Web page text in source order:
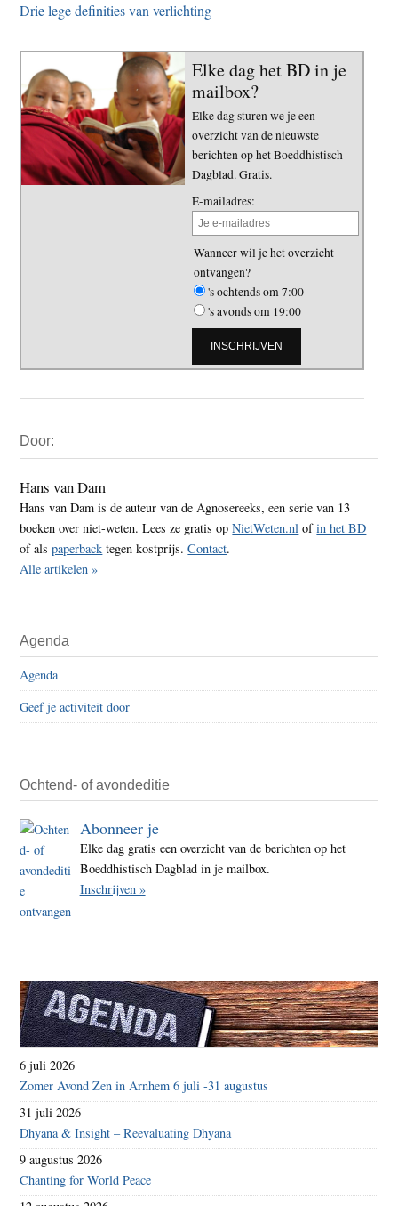
Drie lege definities van verlichting
Elke dag het BD in je
mailbox?
Elke dag sturen we je een
overzicht van de nieuwste
berichten op het Boeddhistisch
Dagblad. Gratis.
E-mailadres:
Wanneer wil je het overzicht
ontvangen?
's ochtends om 7:00
's avonds om 19:00
Sidebar
Door:
Hans van Dam
Hans van Dam is de auteur van de Agnosereeks, een serie van 13
boeken over niet-weten. Lees ze gratis opNietWeten.nl ofin het BD
of alspaperback tegen kostprijs.Contact.
Alle artikelen »
Agenda
Agenda
Geef je activiteit door
Ochtend- of avondeditie
Abonneer je
Elke dag gratis een overzicht van de berichten op het
Boeddhistisch Dagblad in je mailbox.
Inschrijven »
6 juli 2026
Zomer Avond Zen in Arnhem 6 juli -31 augustus
31 juli 2026
Dhyana & Insight – Reevaluating Dhyana
9 augustus 2026
Chanting for World Peace